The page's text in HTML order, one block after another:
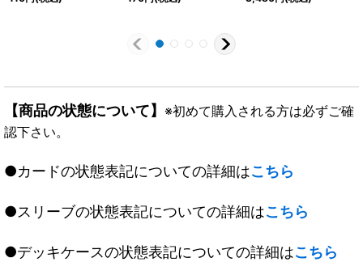
ラル》
【商品の状態について】 ※初めて購入される方は必ずご確
認下さい。
●カードの状態表記についての詳細はこちら
●スリーブの状態表記についての詳細はこちら
●デッキケースの状態表記についての詳細はこちら